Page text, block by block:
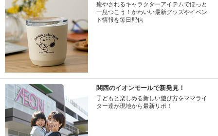
癒やされるキャラクターアイテムでほっと
一息つこう！かわいい最新グッズやイベン
ト情報を毎日配信
関西のイオンモールで新発見！
子どもと楽しめる新しい遊び方をママライ
ター達が現地から最新リポ！